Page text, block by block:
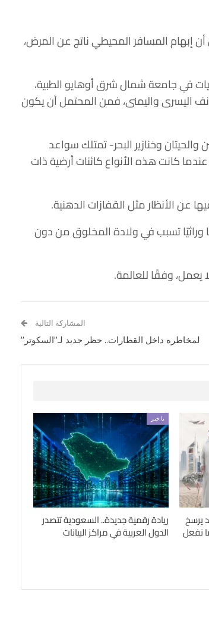
أن إبهام المسافر المحيطي ناتج عن المرض،
في جامعة شمال شرق أوهايو الطبية،
اليسرى واليمنى، فمن المحتمل أن يكون
والحيتان وخنازير البحر- تمتلك سواعد
كانت هذه الأنواع كائنات أرضية ذات
عن الأنظار مثل القفازات الدهنية.
وراثيًا تسبب في ولادة المخلوق من دون
يعمل، وفقًا للعالمة.
المشاركة التالية
لمخاطره داخل القطارات.. حظر جديد لـ”السكوتر”
يرسخ
نفعل
يا خبر
ريادة رقمية جديدة.. السعودية تتصدر
الدول العربية في مراكز البيانات